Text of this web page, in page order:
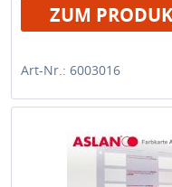
ZUM
Art-Nr.: 6003016